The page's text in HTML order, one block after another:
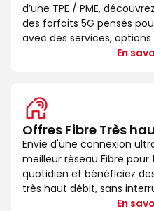
d’une TPE / PME,
des forfaits 5G pensés
avec des services,
En
Offres Fibre Très
Envie d'une connexion
meilleur réseau Fibre pour
quotidien et bénéficiez
très haut débit, sans
En